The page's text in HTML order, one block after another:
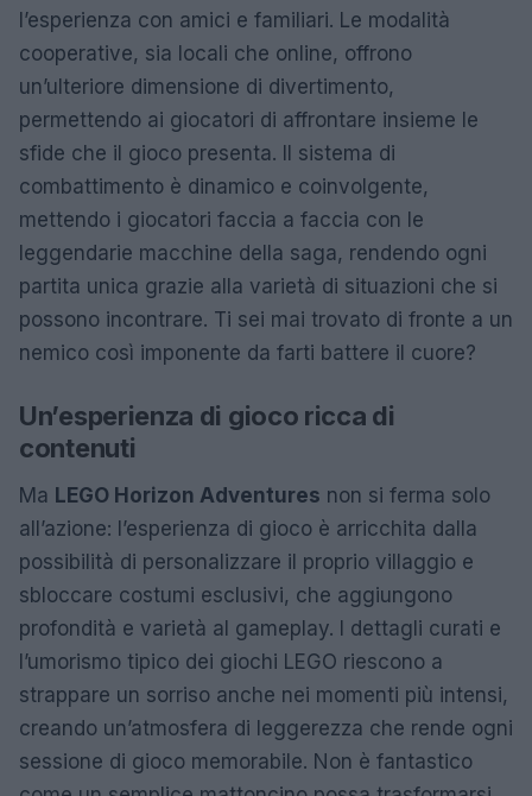
l’esperienza con amici e familiari. Le modalità
cooperative, sia locali che online, offrono
un’ulteriore dimensione di divertimento,
permettendo ai giocatori di affrontare insieme le
sfide che il gioco presenta. Il sistema di
combattimento è dinamico e coinvolgente,
mettendo i giocatori faccia a faccia con le
leggendarie macchine della saga, rendendo ogni
partita unica grazie alla varietà di situazioni che si
possono incontrare. Ti sei mai trovato di fronte a un
nemico così imponente da farti battere il cuore?
Un’esperienza di gioco ricca di
contenuti
Ma LEGO Horizon Adventures non si ferma solo
all’azione: l’esperienza di gioco è arricchita dalla
possibilità di personalizzare il proprio villaggio e
sbloccare costumi esclusivi, che aggiungono
profondità e varietà al gameplay. I dettagli curati e
l’umorismo tipico dei giochi LEGO riescono a
strappare un sorriso anche nei momenti più intensi,
creando un’atmosfera di leggerezza che rende ogni
sessione di gioco memorabile. Non è fantastico